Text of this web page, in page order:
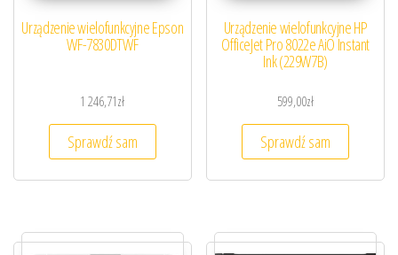
Urządzenie wielofunkcyjne Epson
WF-7830DTWF
1 246,71zł
Sprawdź sam
Urządzenie wielofunkcyjne HP
OfficeJet Pro 8022e AiO Instant
Ink (229W7B)
599,00zł
Sprawdź sam